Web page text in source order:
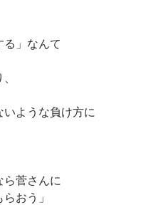
る」なんて
ような負け方に
ら菅さんに
おう」